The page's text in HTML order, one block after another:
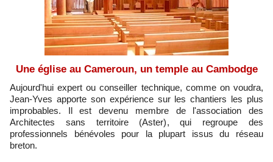
Une église au Cameroun, un temple au Cambodge
Aujourd'hui expert ou conseiller technique, comme on voudra,
Jean-Yves apporte son expérience sur les chantiers les plus
improbables. Il est devenu membre de l'association des
Architectes sans territoire (Aster), qui regroupe des
professionnels bénévoles pour la plupart issus du réseau
breton.